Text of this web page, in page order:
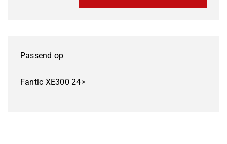
XE300
aantal
Passend op
Fantic XE300 24>